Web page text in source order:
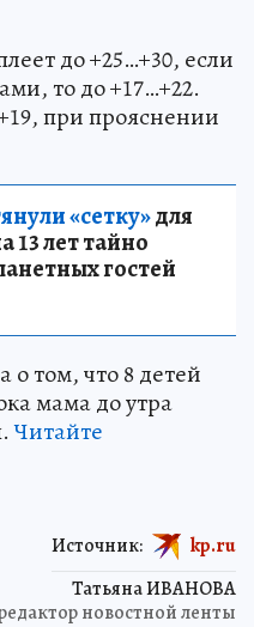
до +25…+30, если
то до +17…+22.
при прояснении
«сетку»для
13 лет тайно
гостей
том, что 8 детей
мама до утра
Читайте
Татьяна ИВАНОВА
новостной ленты
Источник: kp.ru